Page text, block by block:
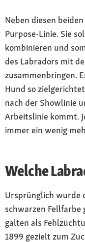
Neben diesen
Purpose-Linie. Sie
kombinieren und
des Labradors mit
zusammenbringen.
Hund so
nach der Showlinie
Arbeitslinie kommt.
immer ein wenig
Welche
Ursprünglich wurde
schwarzen Fellfarbe
galten als
1899 gezielt zum